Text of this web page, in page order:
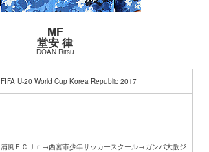
MF
堂安 律
DOAN Ritsu
FIFA U-20 World Cup Korea Republic 2017
浦風ＦＣＪｒ→西宮市少年サッカースクール→ガンバ大阪ジ